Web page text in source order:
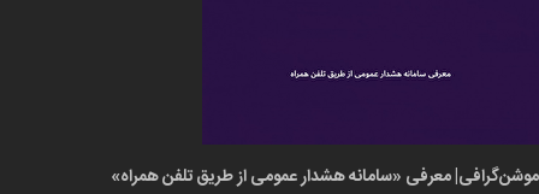
موشن‌گرافی| معرفی «سامانه هشدار عمومی از طریق تلفن همراه»